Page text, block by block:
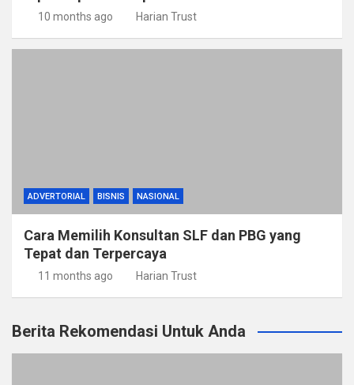
10 months ago Harian Trust
ADVERTORIAL BISNIS NASIONAL
Cara Memilih Konsultan SLF dan PBG yang
Tepat dan Terpercaya
11 months ago Harian Trust
Berita Rekomendasi Untuk Anda